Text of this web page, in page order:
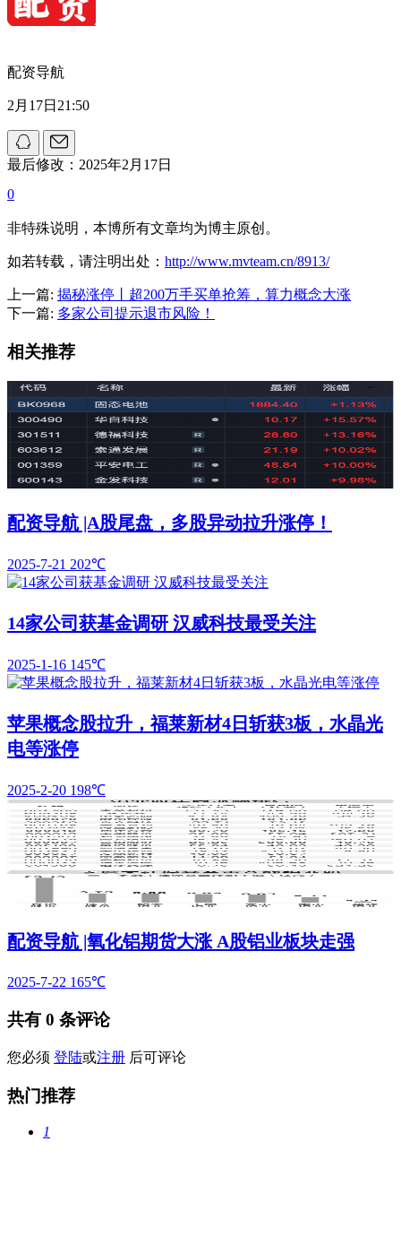
配资导航
2月17日21:50
最后修改：2025年2月17日
0
非特殊说明，本博所有文章均为博主原创。
如若转载，请注明出处： http://www.mvteam.cn/8913/
上一篇: 揭秘涨停丨超200万手买单抢筹，算力概念大涨
下一篇: 多家公司提示退市风险！
相关推荐
配资导航 |A股尾盘，多股异动拉升涨停！
2025-7-21 202℃
14家公司获基金调研 汉威科技最受关注
2025-1-16 145℃
苹果概念股拉升，福莱新材4日斩获3板，水晶光
电等涨停
2025-2-20 198℃
配资导航 |氧化铝期货大涨 A股铝业板块走强
2025-7-22 165℃
共有 0 条评论
您必须 登陆或注册 后可评论
热门推荐
1